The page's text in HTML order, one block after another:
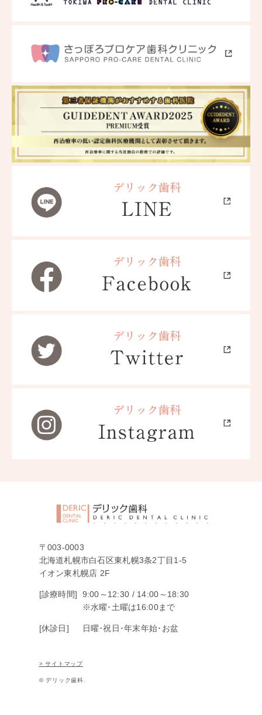
〒003-0003
北海道札幌市白石区東札幌3条2丁目1-5
イオン東札幌店 2F
[診療時間] 9:00～12:30 / 14:00～18:30
※水曜･土曜は16:00まで
[休診日] 日曜･祝日･年末年始･お盆
> サイトマップ
© デリック歯科.